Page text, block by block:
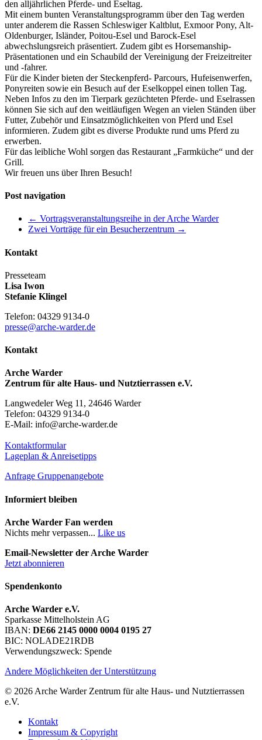
den alljährlichen Pferde- und Eseltag.
Mit einem bunten Veranstaltungsprogramm über den Tag werden
unter anderem die Rassen Schleswiger Kaltblut, Exmoor Pony, Alt-
Oldenburger, Isländer, Poitou-Esel und Barock-Esel
abwechslungsreich präsentiert. Zudem gibt es Horsemanship-
Präsentationen und ein Schaubild der Vereinigung der Freizeitreiter
und -fahrer.
Für die Kinder bieten der Steckenpferd- Parcours, Hufeisenwerfen,
Ponyreiten sowie ein Besuch auf der Eselkoppel einen tollen Tag.
Neben Infos zu den im Tierpark gezüchteten Pferde- und Eselrassen
können Sie sich auf den weitläufigen Wegen an vielen Ständen über
Futter, Zubehör und Einsatzmöglichkeiten von Pferd und Esel
informieren. Zudem gibt es diverse Produkte rund ums Pferd zu
erwerben.
Für das leibliche Wohl sorgen das Restaurant „Farmküche“ und der
Grill.
Wir freuen uns über Ihren Besuch!
Post navigation
← Vortragsveranstaltungsreihe in der Arche Warder
Zwei Vorträge für ein Besucherzentrum →
Kontakt
Presseteam
Lisa Iwon
Stefanie Klingel
Telefon: 04329 9134-0
presse@arche-warder.de
Kontakt
Arche Warder
Zentrum für alte Haus- und Nutztierrassen e.V.
Langwedeler Weg 11, 24646 Warder
Telefon: 04329 9134-0
E-Mail: info@arche-warder.de
Kontaktformular
Lageplan & Anreisetipps
Anfrage Gruppenangebote
Informiert bleiben
Arche Warder Fan werden
Nichts mehr verpassen... Like us
Email-Newsletter der Arche Warder
Jetzt abonnieren
Spendenkonto
Arche Warder e.V.
Sparkasse Mittelholstein AG
IBAN: DE66 2145 0000 0004 0195 27
BIC: NOLADE21RDB
Verwendungszweck: Spende
Andere Möglichkeiten der Unterstützung
© 2026 Arche Warder Zentrum für alte Haus- und Nutztierrassen
e.V.
Kontakt
Impressum & Copyright